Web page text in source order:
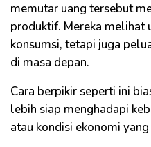
memutar uang tersebut
produktif. Mereka melihat
konsumsi, tetapi juga
di masa depan.
Cara berpikir seperti ini
lebih siap menghadapi
atau kondisi ekonomi